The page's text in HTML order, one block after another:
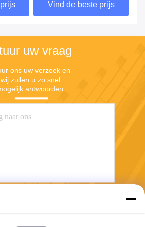
Vind de beste prijs
uw vraag
ons uw verzoek en
wij zullen u zo snel
antwoorden.